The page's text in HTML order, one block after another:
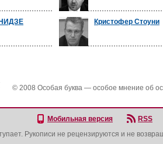
Кристофер Стоуни
© 2008 Особая буква — особое мнение об
Мобильная версия
RSS
Рукописи не рецензируются и не